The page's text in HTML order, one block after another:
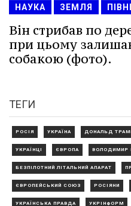
НАУКА ЗЕМЛЯ
Він стрибав по
при цьому
собакою (фото).
ТЕГИ
РОСІЯ УКРАЇНА ДОНАЛЬД
УКРАЇНЦІ ЄВРОПА ВОЛОДИМИР
БЕЗПІЛОТНИЙ ЛІТАЛЬНИЙ АПАРАТ
ЄВРОПЕЙСЬКИЙ СОЮЗ РОСІЯНИ
УКРАЇНСЬКА ПРАВДА УКРІНФОРМ